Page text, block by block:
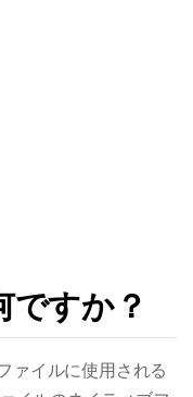
ですか？
ァイルに使用される